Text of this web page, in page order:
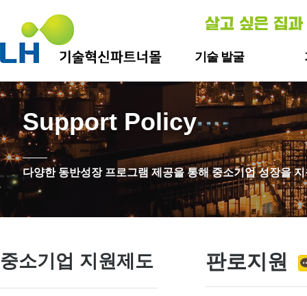
기술 발굴
신기술
자
자재
스
층
층간
Support Policy
다양한 동반성장 프로그램 제공을 통해 중소기업 성장을
중소기업 지원제도 판로지원